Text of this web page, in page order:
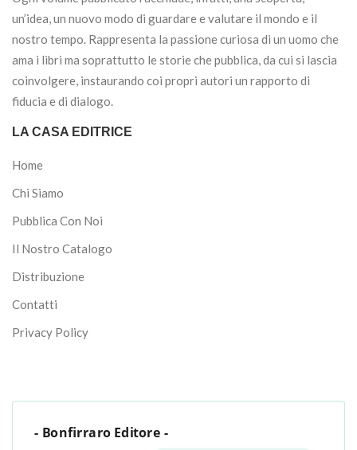
un’idea, un nuovo modo di guardare e valutare il mondo e il
nostro tempo. Rappresenta la passione curiosa di un uomo che
ama i libri ma soprattutto le storie che pubblica, da cui si lascia
coinvolgere, instaurando coi propri autori un rapporto di
fiducia e di dialogo.
LA CASA EDITRICE
Home
Chi Siamo
Pubblica Con Noi
Il Nostro Catalogo
Distribuzione
Contatti
Privacy Policy
- Bonfirraro Editore -